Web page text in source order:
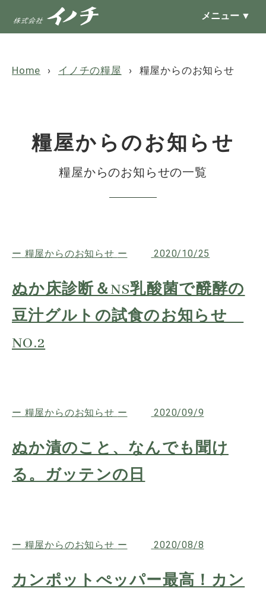
メニュー ▼
Home イノチの糧屋 糧屋からのお知らせ
糧屋からのお知らせ
糧屋からのお知らせの一覧
糧屋からのお知らせ 2020/10/25
ぬか床診断＆NS乳酸菌で醗酵の
豆汁グルトの試食のお知らせ
NO.2
糧屋からのお知らせ 2020/09/9
ぬか漬のこと、なんでも聞け
る。ガッテンの日
糧屋からのお知らせ 2020/08/8
カンポットぺッパー最高！カン